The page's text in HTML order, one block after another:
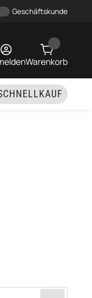
Geschäftskunde
in der Liste
Warenkorb